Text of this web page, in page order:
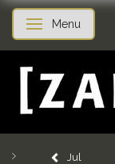
Skifte navigation
Menu
Jul